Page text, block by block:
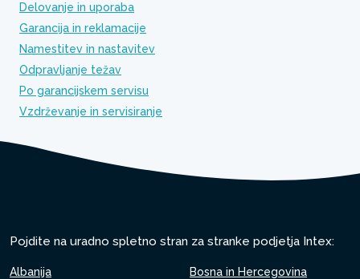
Delovanje in uporaba
Garancija in reklamacije
Namestitev in nastavitev
Odpravljanje težav
Po garancijskem servisu
Vzdrževanje in servisiranje
Pojdite na uradno spletno stran za stranke podjetja Intex:
Albanija
Bosna in Hercegovina